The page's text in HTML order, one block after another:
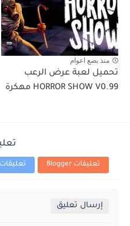
منذ بضع اعوام
تحميل لعبة عرض الرعب
HORROR SHOW V0.99 مهكرة
تعليقات Blogger تعليقات Facebook
إرسال تعليق